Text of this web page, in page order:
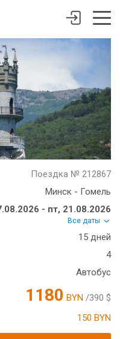
Поездка № 212867
Минск - Гомель
- пт, 21.08.2026
Все даты
15 дней
4
Автобус
1180 BYN /390 $
150 BYN